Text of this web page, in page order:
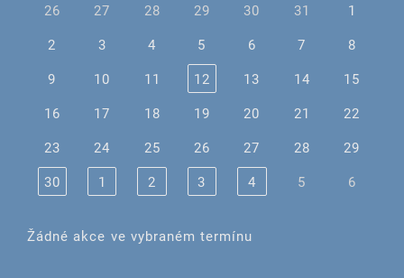
26 27 28 29 30 31
1
2
3 4 5 6 7
8
9
10 11 12 13 14
15
16
17 18 19 20 21
22
23
24 25 26 27 28
29
30
1 2 3 4 5 6
Žádné akce ve vybraném termínu